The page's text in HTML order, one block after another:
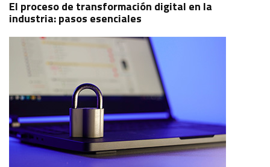
El proceso de transformación digital en la
industria: pasos esenciales